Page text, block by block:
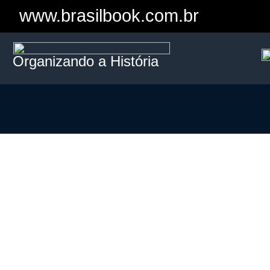
www.brasilbook.com.br
Organizando a História